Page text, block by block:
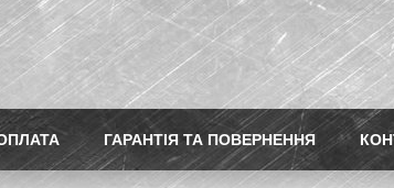
ГАРАНТІЯ ТА ПОВЕРНЕННЯ